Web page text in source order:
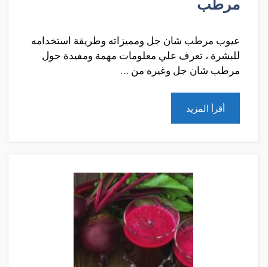
عيوب مرطب شان جل ومميزاته وطريقة استخدامه
للبشرة ، تعرف علي معلومات مهمة ومفيدة حول
مرطب شان جل وغيره من …
أقرأ المزيد